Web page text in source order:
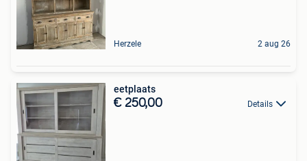
Herzele 2 aug 26
eetplaats
€ 250,00 Details